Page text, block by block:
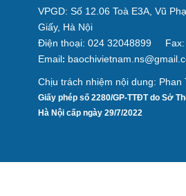
VPGD: Số 12.06 Toà E3A, Vũ
Giấy, Hà Nội
Điện thoại: 024 32048899
Email:
Chịu trách nhiệm nội dung: Phan
Giấy phép số 2280/GP-TTĐT do Sở
Hà Nội cấp ngày 29/7/2022